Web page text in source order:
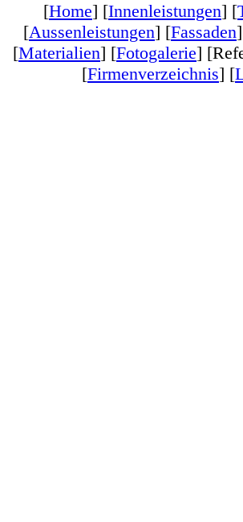
[Home] [Innenleistungen] [
[Aussenleistungen] [Fassaden
[Materialien] [Fotogalerie]
[Firmenverzeichnis] [